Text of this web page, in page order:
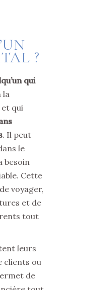
?
qui
la
et qui
. Il peut
le
besoin
Cette
voyager,
et de
tout
leurs
clients ou
de